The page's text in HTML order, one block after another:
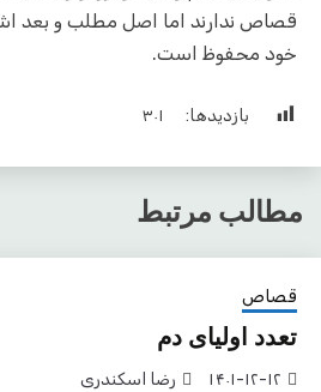
قصاص ندارند اما اصل مطلب و بعد
خود محفوظ است.
بازدیدها: ۳۰۱
مطالب مرتبط
قصاص
تعدد اولیای دم
۱۴۰۱-۱۲-۱۲ رضا اسکندری